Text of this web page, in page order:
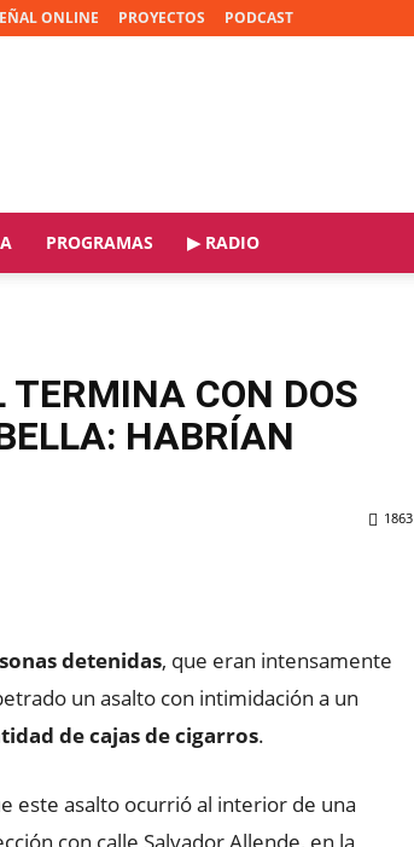
ONLINE PROYECTOS PODCAST
PROGRAMAS ▶ RADIO
TERMINA CON DOS
HABRÍAN
1863
detenidas, que eran intensamente
un asalto con intimidación a un
de cajas de cigarros.
este asalto ocurrió al interior de una